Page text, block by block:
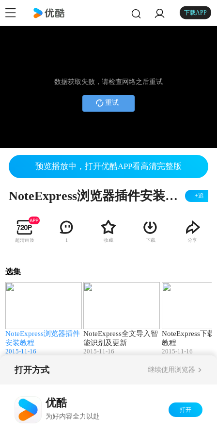
下载APP
数据获取失败，请检查网络之后重试
重试
预览播放中，打开优酷APP看高清完整版
NoteExpress浏览器插件安装教程 +追
超清画质 1 收藏 下载 分享
选集
NoteExpress浏览器插件
安装教程
2015-11-16
NoteExpress全文导入智
能识别及更新
2015-11-16
NoteExpress下载
教程
2015-11-16
打开方式 继续使用浏览器
优酷
为好内容全力以赴
打开